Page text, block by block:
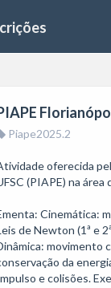
Piape2025.2
oferecida
(PIAPE) na área
Cinemática:
de Newton (1ª e
movimento
da
e colisões.